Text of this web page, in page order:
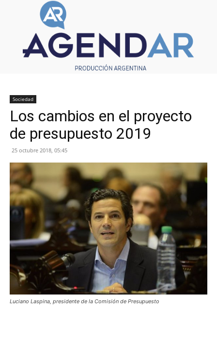
Sociedad
Los cambios en el proyecto
de presupuesto 2019
25 octubre 2018, 05:45
Luciano Laspina, presidente de la Comisión de Presupuesto